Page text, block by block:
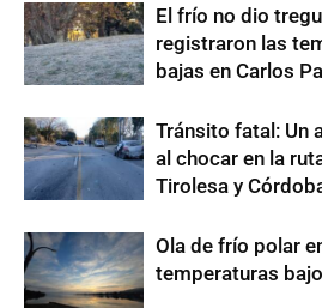
El frío no dio
registraron las
bajas en Carlos
Tránsito fatal: Un
al chocar en la
Tirolesa y
Ola de frío polar
temperaturas